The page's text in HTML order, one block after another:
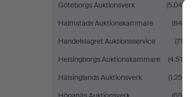
Göteborgs Auktionsverk
(5.040)
Halmstads Auktionskammare
(849)
Handelslagret Auktionsservice
(715)
Helsingborgs Auktionskammare
(4.519)
Hälsinglands Auktionsverk
(1.258)